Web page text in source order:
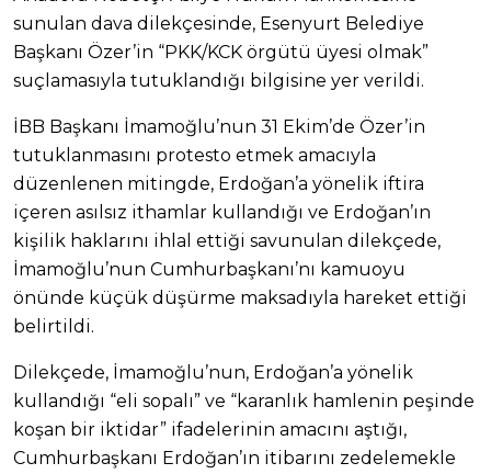
sunulan dava dilekçesinde, Esenyurt Belediye
Başkanı Özer’in “PKK/KCK örgütü üyesi olmak”
suçlamasıyla tutuklandığı bilgisine yer verildi.
İBB Başkanı İmamoğlu’nun 31 Ekim’de Özer’in
tutuklanmasını protesto etmek amacıyla
düzenlenen mitingde, Erdoğan’a yönelik iftira
içeren asılsız ithamlar kullandığı ve Erdoğan’ın
kişilik haklarını ihlal ettiği savunulan dilekçede,
İmamoğlu’nun Cumhurbaşkanı’nı kamuoyu
önünde küçük düşürme maksadıyla hareket ettiği
belirtildi.
Dilekçede, İmamoğlu’nun, Erdoğan’a yönelik
kullandığı “eli sopalı” ve “karanlık hamlenin peşinde
koşan bir iktidar” ifadelerinin amacını aştığı,
Cumhurbaşkanı Erdoğan’ın itibarını zedelemekle